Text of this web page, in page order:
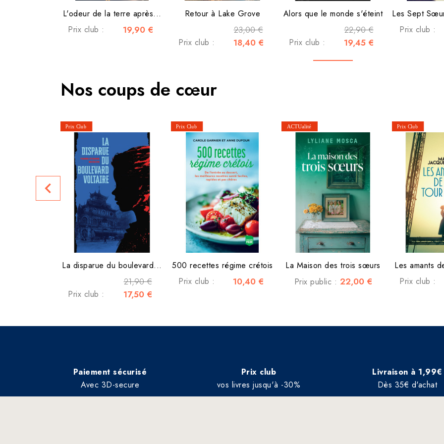
L'odeur de la terre après...
Prix club :
19,90 €
Retour à Lake Grove
23,00 €
Prix club : 18,40 €
Alors que le monde s'éteint
22,90 €
Prix club : 19,45 €
Prix club :
Nos coups de cœur
La disparue du boulevard...
21,90 €
Prix club : 17,50 €
500 recettes régime crétois
Prix club :
10,40 €
La Maison des trois sœurs
Prix public : 22,00 €
Les amants
Prix club :
navigate_before
Paiement sécurisé
Avec 3D-secure
Prix club
vos livres jusqu'à -30%
Livraison à 1,99€
Dès 35€ d'achat